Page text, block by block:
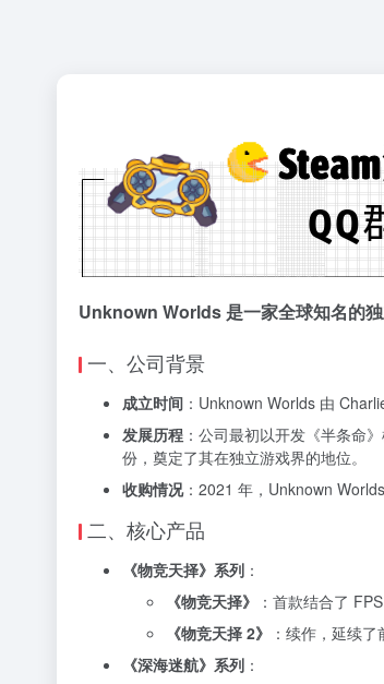
Unknown Worlds 是一家全球知名的
一、公司背景
成立时间 ：Unknown Worlds 由
发展历程 ：公司最初以开发《半条命
份，奠定了其在独立游戏界的地位。
收购情况：2021 年，Unknown
二、核心产品
《物竞天择》系列 ：
《物竞天择》
：首款结合了
《物竞天择 2》
：续作，延续
《深海迷航》系列 ：